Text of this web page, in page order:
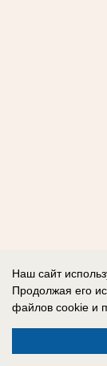
Наш сайт
Продолжая его
файлов cookie и